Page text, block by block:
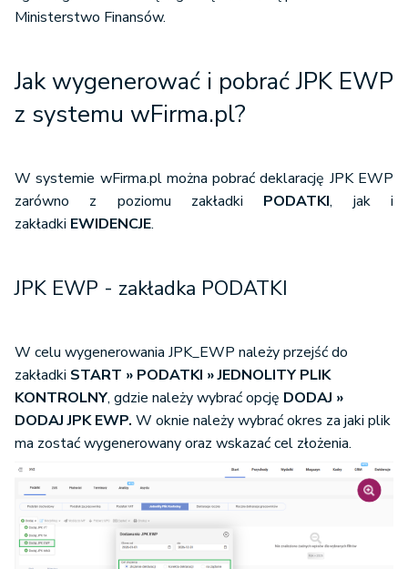
Ministerstwo Finansów.
Jak wygenerować i pobrać JPK EWP
z systemu wFirma.pl?
W systemie wFirma.pl można pobrać deklarację JPK EWP
zarówno z poziomu zakładki PODATKI, jak i
zakładki EWIDENCJE.
JPK EWP - zakładka PODATKI
W celu wygenerowania JPK_EWP należy przejść do
zakładki START » PODATKI » JEDNOLITY PLIK
KONTROLNY, gdzie należy wybrać opcję DODAJ »
DODAJ JPK EWP. W oknie należy wybrać okres za jaki plik
ma zostać wygenerowany oraz wskazać cel złożenia.